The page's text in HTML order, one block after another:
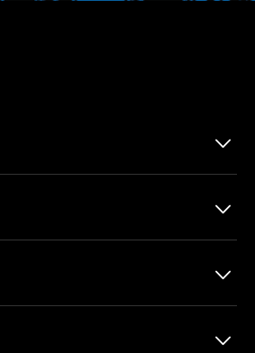
􀆈
􀆈
􀆈
􀆈